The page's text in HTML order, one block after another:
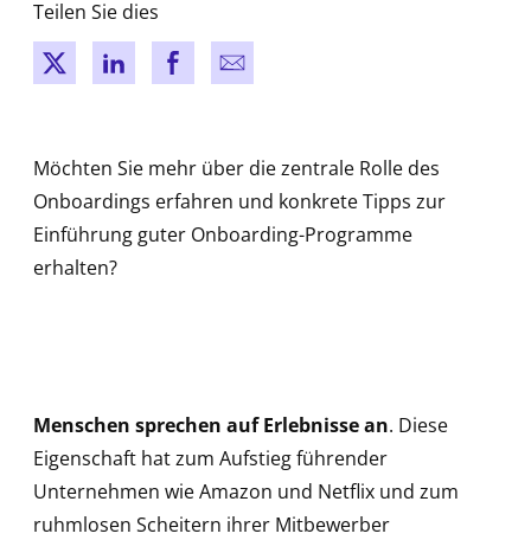
Teilen Sie dies
New windowNew window
New windowNew window
Möchten Sie mehr über die zentrale Rolle des
Onboardings erfahren und konkrete Tipps zur
Einführung guter Onboarding-Programme
erhalten?
Menschen sprechen auf Erlebnisse an. Diese
Eigenschaft hat zum Aufstieg führender
Unternehmen wie Amazon und Netflix und zum
ruhmlosen Scheitern ihrer Mitbewerber